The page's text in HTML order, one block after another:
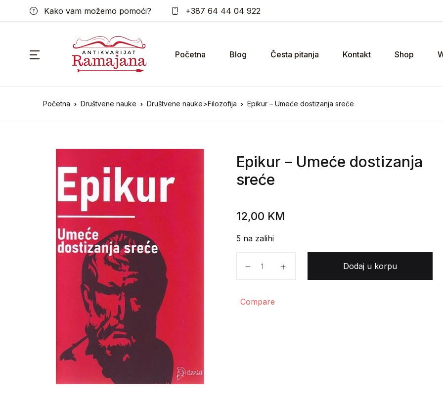
Kako vam možemo pomoći? +387 64 44 04 922
Početna Blog Česta pitanja Kontakt Shop
Početna Društvene nauke Društvene nauke>Filozofija Epikur – Umeće dostizanja sreće
Epikur – Umeće dostizanja
sreće
12,00 KM
5 na zalihi
Dodaj u korpu
Compare